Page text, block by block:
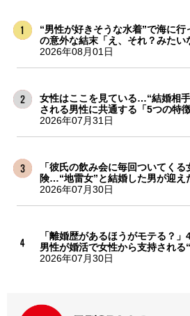
“男性が好きそうな水着”で海に行
の意外な結末「え、それ？みたい
2026年08月01日
女性はここを見ている…“結婚相
される男性に共通する「5つの特徴
2026年07月31日
「彼氏の飲み会に毎回ついてくる
険…“地雷女”と結婚した男が迎え
2026年07月30日
「離婚歴があるほうがモテる？
男性が婚活で女性から支持される
2026年07月30日